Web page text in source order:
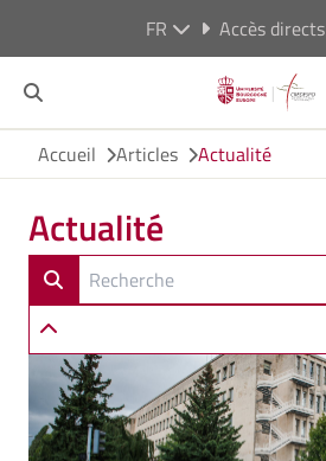
FR Accès directs
Accueil Articles Actualité
Actualité